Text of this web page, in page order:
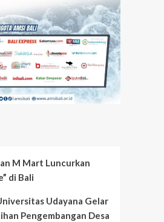
M Mart Luncurkan
di Bali
Udayana Gelar
Pengembangan Desa